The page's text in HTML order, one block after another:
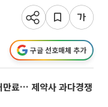
구글 선호매체 추가
만료… 제약사 과다경쟁